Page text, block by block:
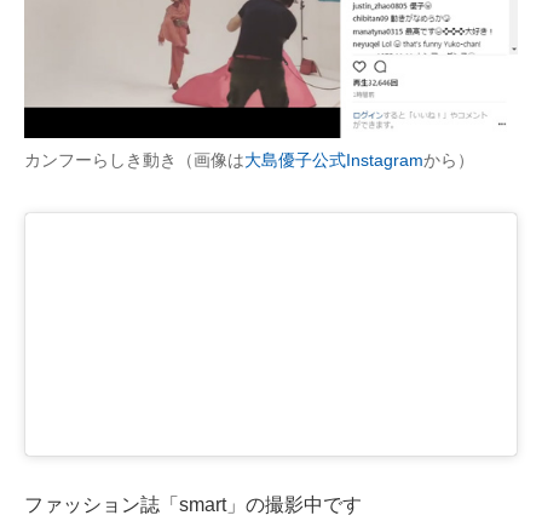
AI活用のいまが分かる
企業ITのトレンドを詳説
経営リーダーのコミュニティ
エレクトロニクス専門サイト
カンフーらしき動き（画像は大島優子公式Instagramから）
ファッション誌「smart」の撮影中です